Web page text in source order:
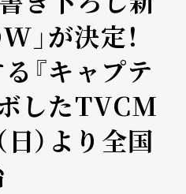
」が決定！
『キャプテ
したTVCM
日）より全国